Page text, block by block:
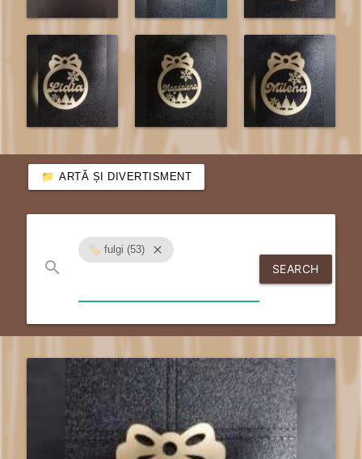
ARTĂ ȘI DIVERTISMENT
search
🏷️ fulgi (53) close
SEARCH